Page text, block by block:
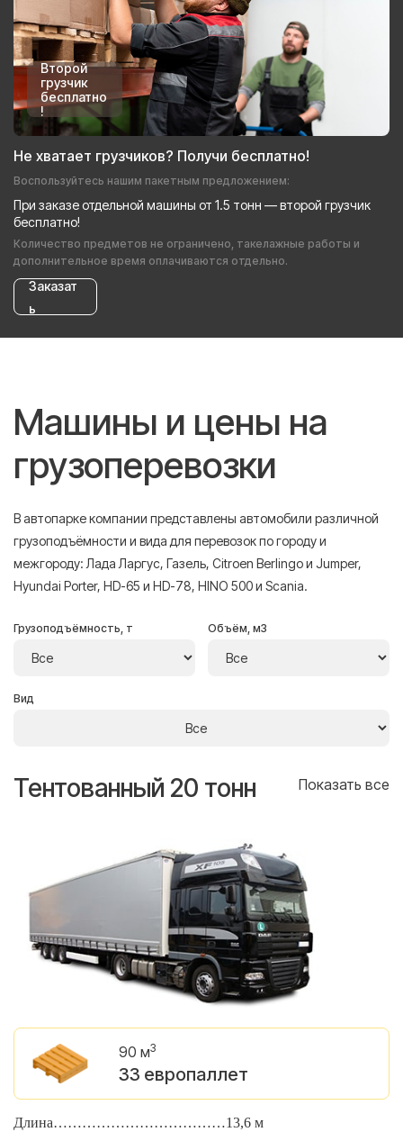
Второй
грузчик
бесплатно
!
Не хватает грузчиков? Получи бесплатно!
Воспользуйтесь нашим пакетным предложением:
При заказе отдельной машины от 1.5 тонн — второй грузчик
бесплатно!
Количество предметов не ограничено, такелажные работы и
дополнительное время оплачиваются отдельно.
Заказат
ь
Машины и цены на
грузоперевозки
В автопарке компании представлены автомобили различной
грузоподъёмности и вида для перевозок по городу и
межгороду: Лада Ларгус, Газель, Citroen Berlingo и Jumper,
Hyundai Porter, HD-65 и HD-78, HINO 500 и Scania.
Грузоподъёмность, т Объём, м3
Вид
Тентованный 20 тонн Показать все
90 м3
33 европаллет
Длина………………………………13,6 м